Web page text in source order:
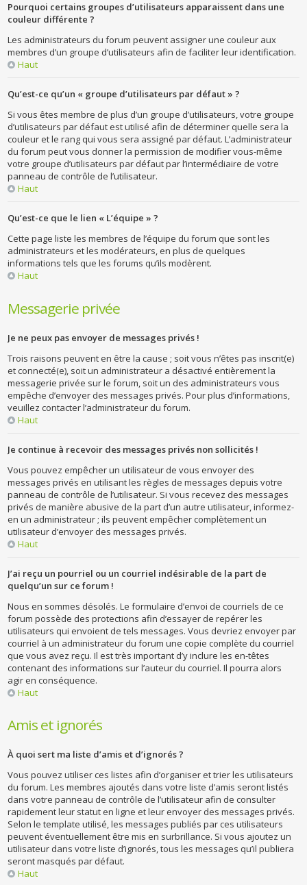
Pourquoi certains groupes d’utilisateurs apparaissent dans une
couleur différente ?
Les administrateurs du forum peuvent assigner une couleur aux
membres d’un groupe d’utilisateurs afin de faciliter leur identification.
Haut
Qu’est-ce qu’un « groupe d’utilisateurs par défaut » ?
Si vous êtes membre de plus d’un groupe d’utilisateurs, votre groupe
d’utilisateurs par défaut est utilisé afin de déterminer quelle sera la
couleur et le rang qui vous sera assigné par défaut. L’administrateur
du forum peut vous donner la permission de modifier vous-même
votre groupe d’utilisateurs par défaut par l’intermédiaire de votre
panneau de contrôle de l’utilisateur.
Haut
Qu’est-ce que le lien « L’équipe » ?
Cette page liste les membres de l’équipe du forum que sont les
administrateurs et les modérateurs, en plus de quelques
informations tels que les forums qu’ils modèrent.
Haut
Messagerie privée
Je ne peux pas envoyer de messages privés !
Trois raisons peuvent en être la cause ; soit vous n’êtes pas inscrit(e)
et connecté(e), soit un administrateur a désactivé entièrement la
messagerie privée sur le forum, soit un des administrateurs vous
empêche d’envoyer des messages privés. Pour plus d’informations,
veuillez contacter l’administrateur du forum.
Haut
Je continue à recevoir des messages privés non sollicités !
Vous pouvez empêcher un utilisateur de vous envoyer des
messages privés en utilisant les règles de messages depuis votre
panneau de contrôle de l’utilisateur. Si vous recevez des messages
privés de manière abusive de la part d’un autre utilisateur, informez-
en un administrateur ; ils peuvent empêcher complètement un
utilisateur d’envoyer des messages privés.
Haut
J’ai reçu un pourriel ou un courriel indésirable de la part de
quelqu’un sur ce forum !
Nous en sommes désolés. Le formulaire d’envoi de courriels de ce
forum possède des protections afin d’essayer de repérer les
utilisateurs qui envoient de tels messages. Vous devriez envoyer par
courriel à un administrateur du forum une copie complète du courriel
que vous avez reçu. Il est très important d’y inclure les en-têtes
contenant des informations sur l’auteur du courriel. Il pourra alors
agir en conséquence.
Haut
Amis et ignorés
À quoi sert ma liste d’amis et d’ignorés ?
Vous pouvez utiliser ces listes afin d’organiser et trier les utilisateurs
du forum. Les membres ajoutés dans votre liste d’amis seront listés
dans votre panneau de contrôle de l’utilisateur afin de consulter
rapidement leur statut en ligne et leur envoyer des messages privés.
Selon le template utilisé, les messages publiés par ces utilisateurs
peuvent éventuellement être mis en surbrillance. Si vous ajoutez un
utilisateur dans votre liste d’ignorés, tous les messages qu’il publiera
seront masqués par défaut.
Haut